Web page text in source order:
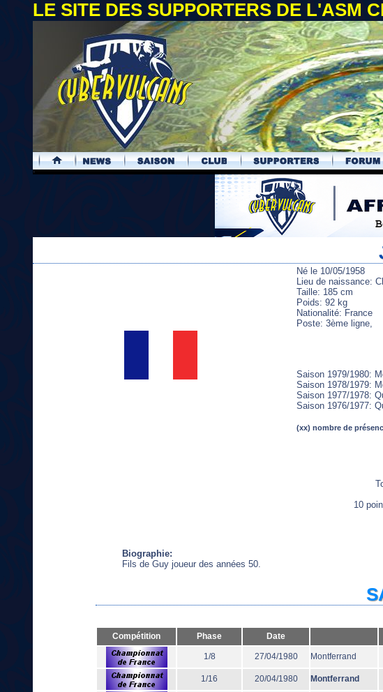
LE SITE DES SUPPORTERS DE L'ASM
.
Né le 10/05/1958
Lieu de naissance:
Taille: 185 cm
Poids: 92 kg
Nationalité: France
Poste: 3ème ligne,
Saison 1979/1980:
Saison 1978/1979:
Saison 1977/1978:
Saison 1976/1977:
(xx) nombre de
10
Biographie:
Fils de Guy joueur des années 50.
Compétition Phase Date
1/8 27/04/1980 Montferrand
1/16 20/04/1980 Montferrand